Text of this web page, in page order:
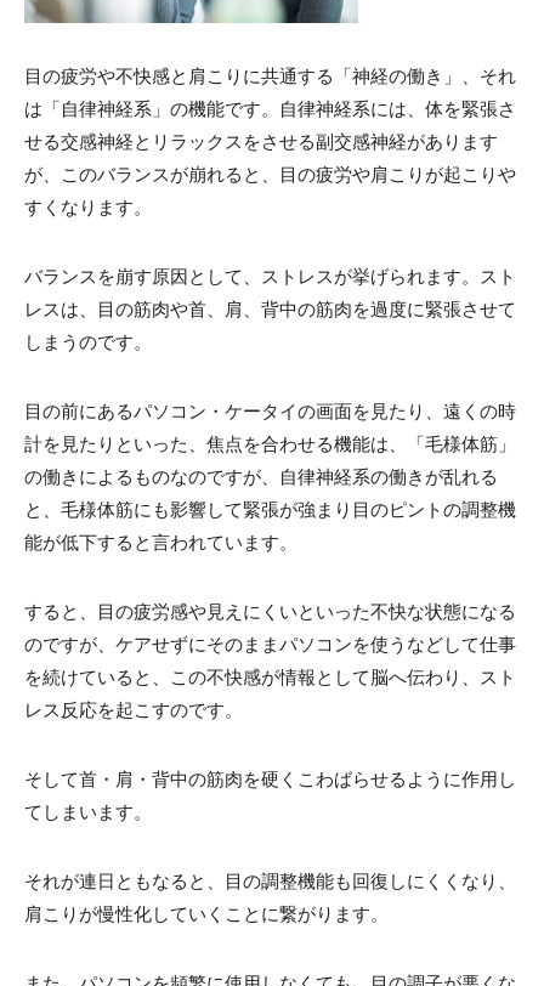
目の疲労や不快感と肩こりに共通する「神経の働き」、それ
は「自律神経系」の機能です。自律神経系には、体を緊張さ
せる交感神経とリラックスをさせる副交感神経があります
が、このバランスが崩れると、目の疲労や肩こりが起こりや
すくなります。
バランスを崩す原因として、ストレスが挙げられます。スト
レスは、目の筋肉や首、肩、背中の筋肉を過度に緊張させて
しまうのです。
目の前にあるパソコン・ケータイの画面を見たり、遠くの時
計を見たりといった、焦点を合わせる機能は、「毛様体筋」
の働きによるものなのですが、自律神経系の働きが乱れる
と、毛様体筋にも影響して緊張が強まり目のピントの調整機
能が低下すると言われています。
すると、目の疲労感や見えにくいといった不快な状態になる
のですが、ケアせずにそのままパソコンを使うなどして仕事
を続けていると、この不快感が情報として脳へ伝わり、スト
レス反応を起こすのです。
そして首・肩・背中の筋肉を硬くこわばらせるように作用し
てしまいます。
それが連日ともなると、目の調整機能も回復しにくくなり、
肩こりが慢性化していくことに繋がります。